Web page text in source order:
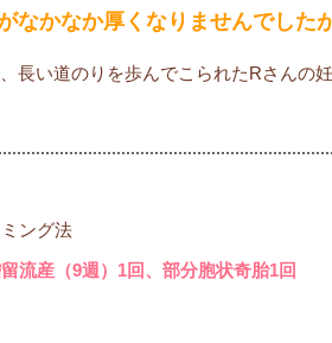
なかなか厚くなりませんでした
長い道のりを歩んでこられたRさんの妊
ング法
流産（9週）1回、部分胞状奇胎1回